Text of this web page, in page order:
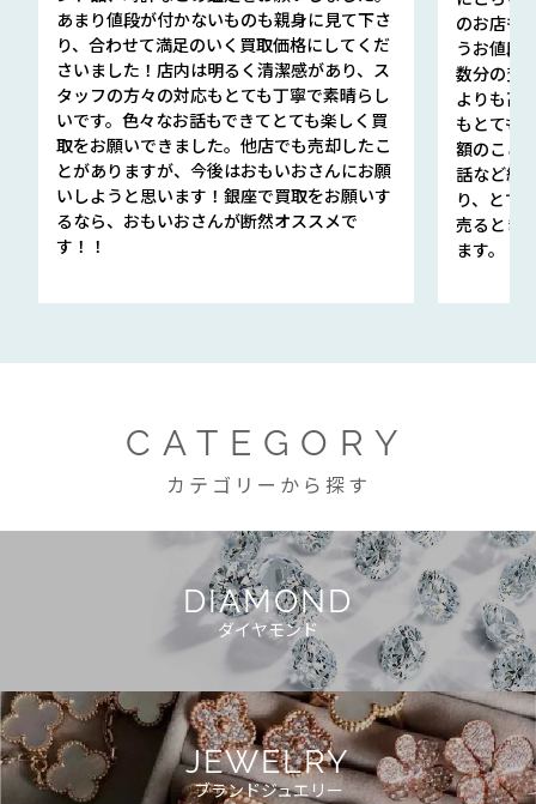
あまり値段が付かないものも親身に見て下さ
り、合わせて満足のいく買取価格にしてくだ
さいました！店内は明るく清潔感があり、ス
タッフの方々の対応もとても丁寧で素晴らし
いです。色々なお話もできてとても楽しく買
取をお願いできました。他店でも売却したこ
とがありますが、今後はおもいおさんにお願
いしようと思います！銀座で買取をお願いす
るなら、おもいおさんが断然オススメで
す！！
のお店も
うお値段
数分の査
よりも高
もとても
額のこと
話など細
り、とて
売るとき
ます。
CATEGORY
カテゴリーから探す
DIAMOND
ダイヤモンド
JEWELRY
ブランドジュエリー